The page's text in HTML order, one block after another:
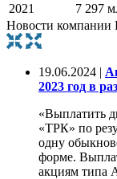
2021
7 297
Новости компании
19.06.2024 |
2023 год в
«Выплатить
«ТРК» по
одну
форме.
акциям типа